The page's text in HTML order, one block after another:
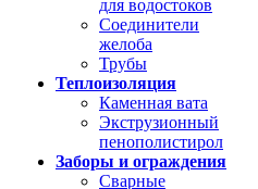
для водостоков
Соединители
желоба
Трубы
Теплоизоляция
Каменная вата
Экструзионный
пенополистирол
Заборы и ограждения
Сварные